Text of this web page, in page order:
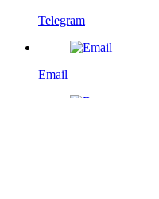
Telegram
Email